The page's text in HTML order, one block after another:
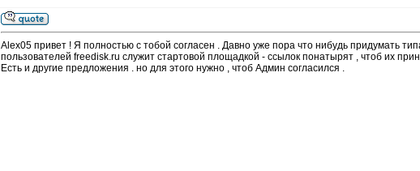
Alex05 привет ! Я полностью с тобой согласен . Давно уже пора что нибудь придумать
пользователей freedisk.ru служит стартовой площадкой - ссылок понатырят , чтоб их
Есть и другие предложения . но для этого нужно , чтоб Админ согласился .